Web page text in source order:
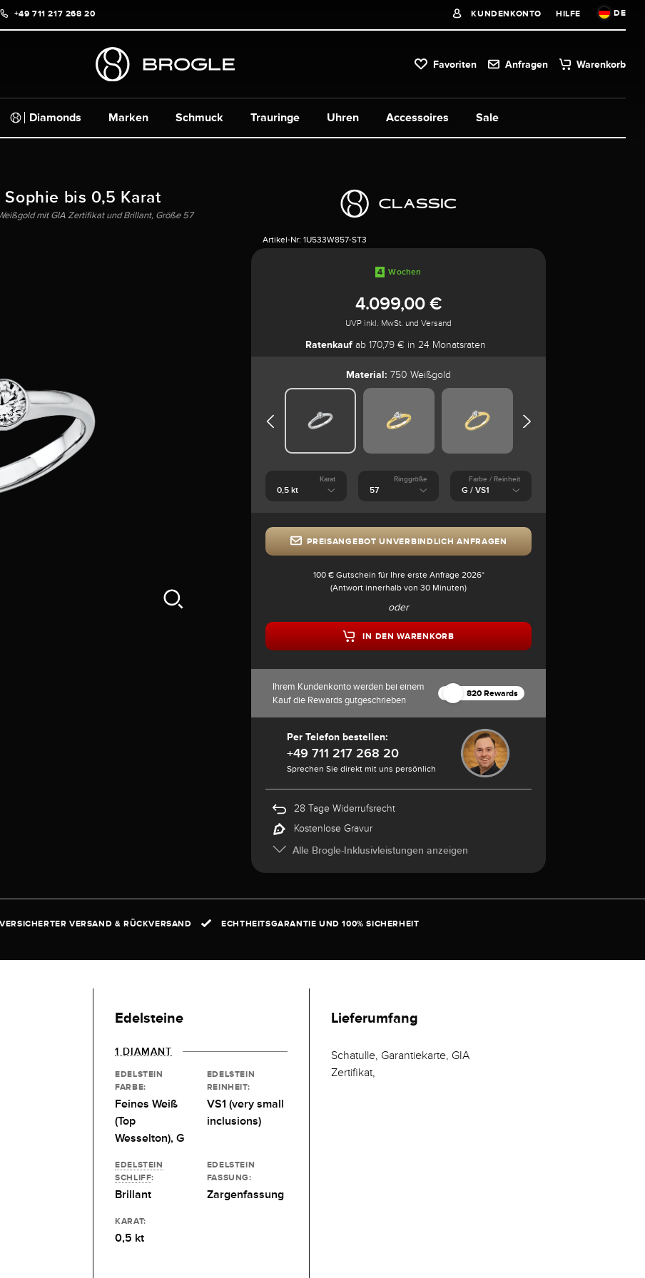
+49 711 217 268 20 KUNDENKONTO HILFE DE
Favoriten Anfragen Warenkorb
Diamonds Marken Schmuck Uhren Accessoires Sale
Trauringe
bis 0,5 Karat
mit GIA Zertifikat und Brillant, Größe 57
Artikel-Nr: 1U533W857-ST3
4 Wochen
4.099,00 €
UVP inkl. MwSt. und Versand
Ratenkauf ab 170,79 € in 24 Monatsraten
Material: 750 Weißgold
Karat Ringgröße Farbe / Reinheit
PREISANGEBOT UNVERBINDLICH ANFRAGEN
100 € Gutschein für Ihre erste Anfrage 2026*
(Antwort innerhalb von 30 Minuten)
oder
IN DEN WARENKORB
Ihrem Kundenkonto werden bei einem
Kauf die Rewards gutgeschrieben
820 Rewards
Per Telefon bestellen:
+49 711 217 268 20
Sprechen Sie direkt mit uns persönlich
28 Tage Widerrufsrecht
Kostenlose Gravur
Alle Brogle-Inklusivleistungen anzeigen
VERSAND & RÜCKVERSAND ECHTHEITSGARANTIE UND 100% SICHERHEIT
Edelsteine
1 DIAMANT
EDELSTEIN
FARBE:
Feines Weiß
(Top
Wesselton), G
EDELSTEIN
REINHEIT:
VS1 (very small
inclusions)
EDELSTEIN
SCHLIFF:
Brillant
EDELSTEIN
FASSUNG:
Zargenfassung
KARAT:
0,5 kt
Lieferumfang
Schatulle, Garantiekarte, GIA
Zertifikat,